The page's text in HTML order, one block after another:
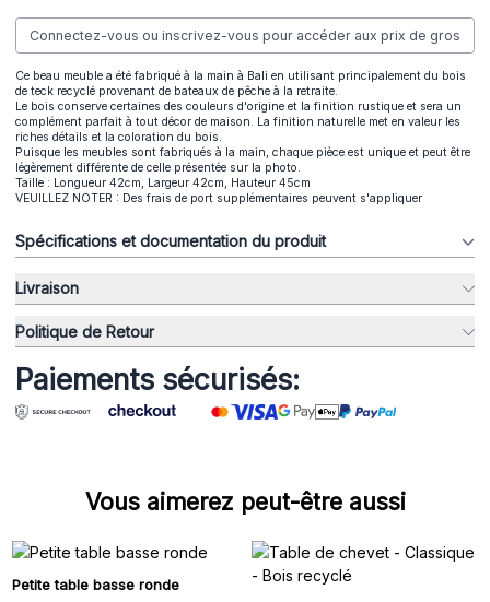
Connectez-vous ou inscrivez-vous pour accéder aux prix de gros
Ce beau meuble a été fabriqué à la main à Bali en utilisant principalement du bois
de teck recyclé provenant de bateaux de pêche à la retraite.
Le bois conserve certaines des couleurs d'origine et la finition rustique et sera un
complément parfait à tout décor de maison. La finition naturelle met en valeur les
riches détails et la coloration du bois.
Puisque les meubles sont fabriqués à la main, chaque pièce est unique et peut être
légèrement différente de celle présentée sur la photo.
Taille : Longueur 42cm, Largeur 42cm, Hauteur 45cm
VEUILLEZ NOTER : Des frais de port supplémentaires peuvent s'appliquer
Spécifications et documentation du produit
Livraison
Politique de Retour
Paiements sécurisés:
Vous aimerez peut-être aussi
Petite table basse ronde